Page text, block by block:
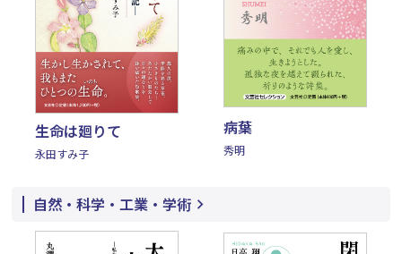
生命は廻りて
永田すみ子
病葉
秀明
自然・科学・工業・学術